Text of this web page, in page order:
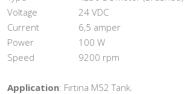
Voltage
24 VDC
Current
6,5 amper
Power
100 W
Speed
9200 rpm
Application: Fırtına M52 Tank.